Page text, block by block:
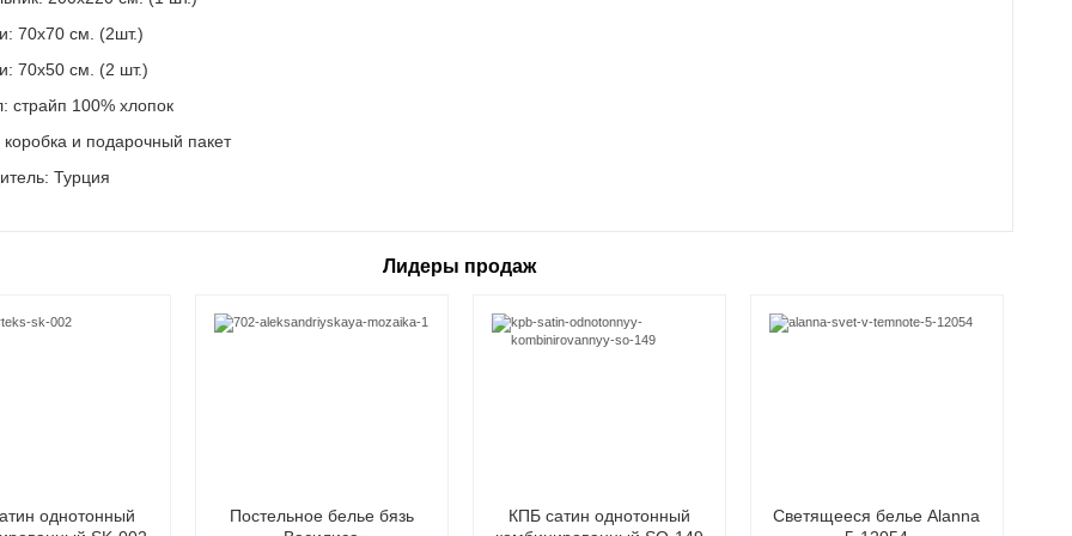
70х70 см. (2шт.)
70х50 см. (2 шт.)
страйп 100% хлопок
коробка и подарочный пакет
Турция
Лидеры продаж
однотонный
Постельное белье бязь
КПБ сатин однотонный
Светящееся белье Alanna